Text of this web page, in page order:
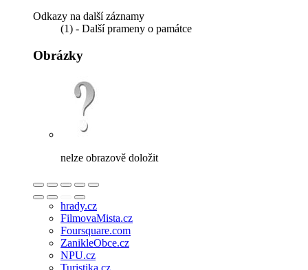
Odkazy na další záznamy
(1) - Další prameny o památce
Obrázky
nelze obrazově doložit
hrady.cz
FilmovaMista.cz
Foursquare.com
ZanikleObce.cz
NPU.cz
Turistika.cz